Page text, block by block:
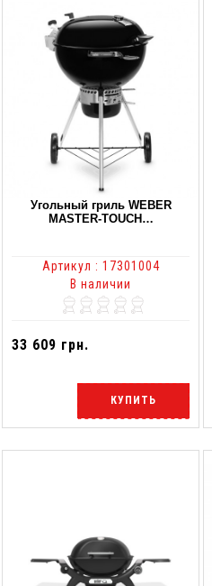
Угольный гриль WEBER
MASTER-TOUCH…
Артикул : 17301004
В наличии
33 609 грн.
КУПИТЬ